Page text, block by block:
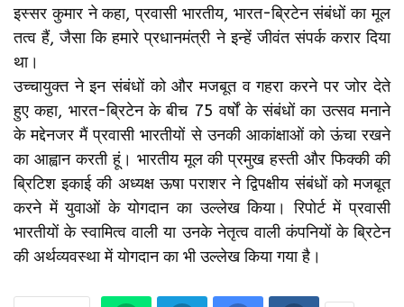
इस्सर कुमार ने कहा, प्रवासी भारतीय, भारत-ब्रिटेन संबंधों का मूल
तत्व हैं, जैसा कि हमारे प्रधानमंत्री ने इन्हें जीवंत संपर्क करार दिया
था।
उच्चायुक्त ने इन संबंधों को और मजबूत व गहरा करने पर जोर देते
हुए कहा, भारत-ब्रिटेन के बीच 75 वर्षों के संबंधों का उत्सव मनाने
के मद्देनजर मैं प्रवासी भारतीयों से उनकी आकांक्षाओं को ऊंचा रखने
का आह्वान करती हूं। भारतीय मूल की प्रमुख हस्ती और फिक्की की
ब्रिटिश इकाई की अध्यक्ष ऊषा पराशर ने द्विपक्षीय संबंधों को मजबूत
करने में युवाओं के योगदान का उल्लेख किया। रिपोर्ट में प्रवासी
भारतीयों के स्वामित्व वाली या उनके नेतृत्व वाली कंपनियों के ब्रिटेन
की अर्थव्यवस्था में योगदान का भी उल्लेख किया गया है।